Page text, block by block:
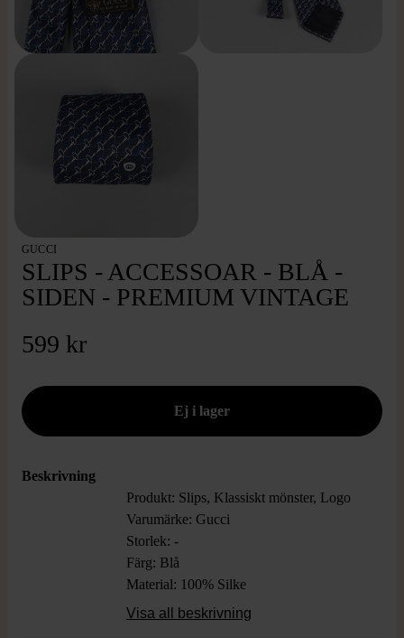
GUCCI
SLIPS - ACCESSOAR - BLÅ -
SIDEN - PREMIUM VINTAGE
599 kr
Beskrivning
Produkt: Slips, Klassiskt mönster, Logo
Varumärke: Gucci
Storlek: -
Färg: Blå
Material: 100% Silke
Skick: Mycket Gott Skick
Visa all beskrivning